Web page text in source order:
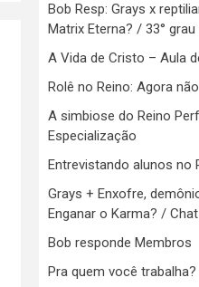
Bob Resp: Grays x
Matrix Eterna? / 33°
A Vida de Cristo – Aula
Rolê no Reino: Agora
A simbiose do Reino
Especialização
Entrevistando alunos no
Grays + Enxofre,
Enganar o Karma? /
Bob responde Membros
Pra quem você